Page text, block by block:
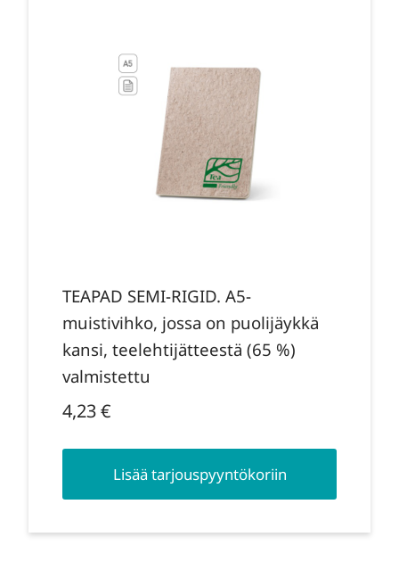
TEAPAD SEMI-RIGID. A5-
muistivihko, jossa on puolijäykkä
kansi, teelehtijätteestä (65 %)
valmistettu
4,23€
Lisää tarjouspyyntökoriin